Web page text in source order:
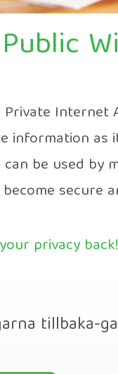
Internet
as
be used
privacy back!
tillbaka-